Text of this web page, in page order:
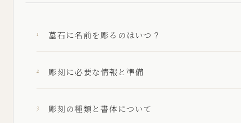
墓石に名前を彫るのはいつ？
彫刻に必要な情報と準備
彫刻の種類と書体について